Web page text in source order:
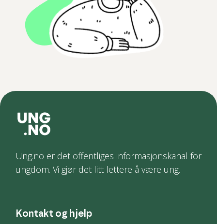
Ung.no er det offentliges informasjonskanal for
ungdom. Vi gjør det litt lettere å være ung.
Kontakt og hjelp